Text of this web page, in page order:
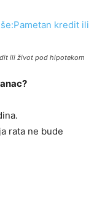
ili život pod hipotekom
rata ne bude